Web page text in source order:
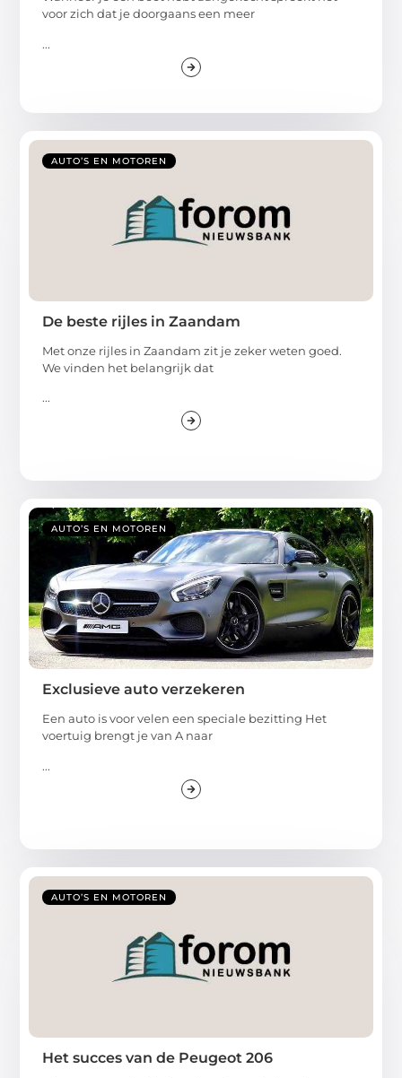
voor zich dat je doorgaans een meer
...
AUTO’S EN MOTOREN
De beste rijles in Zaandam
Met onze rijles in Zaandam zit je zeker weten goed.
We vinden het belangrijk dat
...
AUTO’S EN MOTOREN
Exclusieve auto verzekeren
Een auto is voor velen een speciale bezitting Het
voertuig brengt je van A naar
...
AUTO’S EN MOTOREN
Het succes van de Peugeot 206